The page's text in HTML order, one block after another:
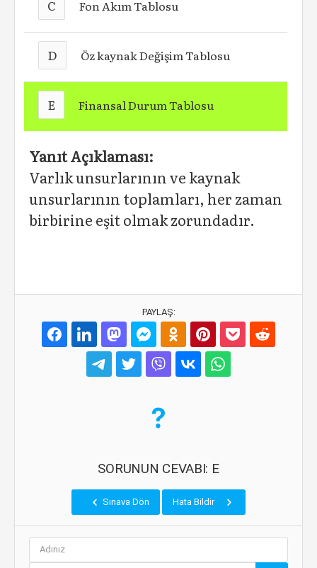
C Fon Akım Tablosu
D Öz kaynak Değişim Tablosu
E Finansal Durum Tablosu
Yanıt Açıklaması:
Varlık unsurlarının ve kaynak
unsurlarının toplamları, her zaman
birbirine eşit olmak zorundadır.
PAYLAŞ:
SORUNUN CEVABI: E
Sınava Dön Hata Bildir